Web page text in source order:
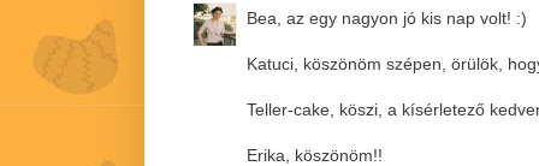
Bea, az egy nagyon jó kis nap volt! :)
Katuci, köszönöm szépen, örülök,
Teller-cake, köszi, a kísérletező
Erika, köszönöm!!